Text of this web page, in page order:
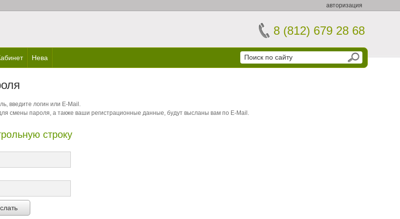
авторизация
8 (812) 679 28 68
Нева
введите логин или E-Mail.
смены пароля, а также ваши регистрационные данные, будут высланы вам по E-Mail.
строку